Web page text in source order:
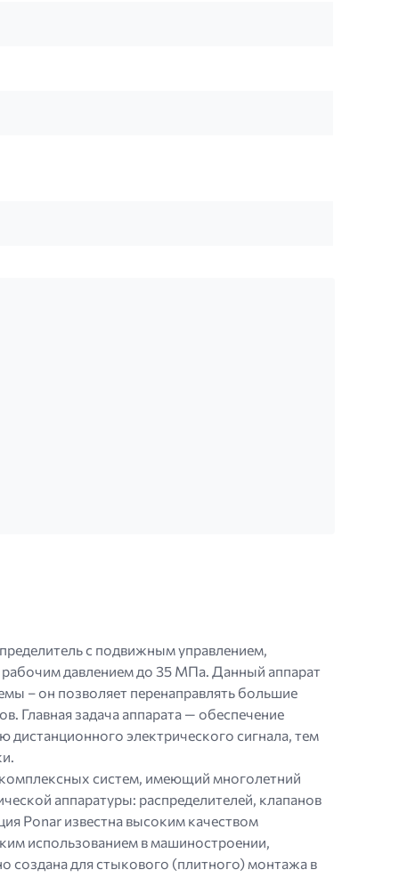
с подвижным управлением,
рабочим давлением до 35 МПа. Данный аппарат
– он позволяет перенаправлять большие
Главная задача аппарата — обеспечение
электрического сигнала, тем
систем, имеющий многолетний
аппаратуры: распределителей, клапанов
Ponar известна высоким качеством
использованием в машиностроении,
создана для стыкового (плитного) монтажа в